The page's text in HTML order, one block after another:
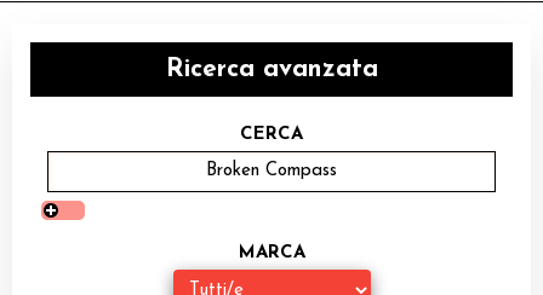
Giochi di Ruolo
Librigame
Fumetti & Romanzi
Giochi di Carte Collezionabili
Ricerca avanzata
CERCA
MARCA